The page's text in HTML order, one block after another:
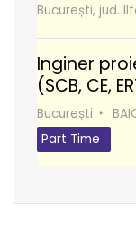
București, jud.
Inginer
(SCB, CE,
București
Part Time